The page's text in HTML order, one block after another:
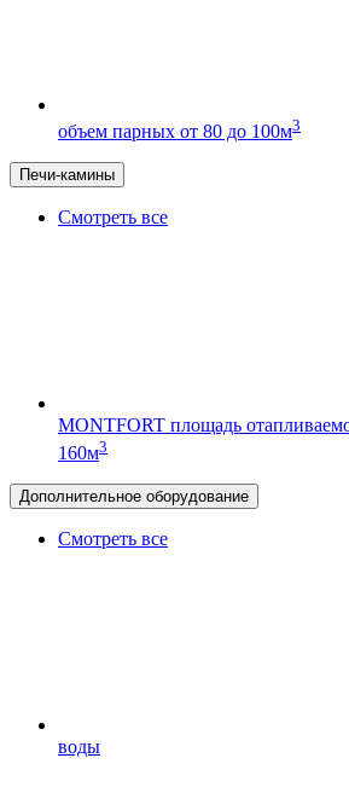
объем парных от 80 до 100м3
Печи-камины
Смотреть все
MONTFORT площадь
160м3
Дополнительное оборудование
Смотреть все
воды